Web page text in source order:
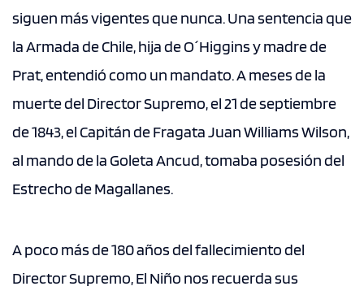
siguen más vigentes que nunca. Una sentencia que
la Armada de Chile, hija de O´Higgins y madre de
Prat, entendió como un mandato. A meses de la
muerte del Director Supremo, el 21 de septiembre
de 1843, el Capitán de Fragata Juan Williams Wilson,
al mando de la Goleta Ancud, tomaba posesión del
Estrecho de Magallanes.
A poco más de 180 años del fallecimiento del
Director Supremo, El Niño nos recuerda sus